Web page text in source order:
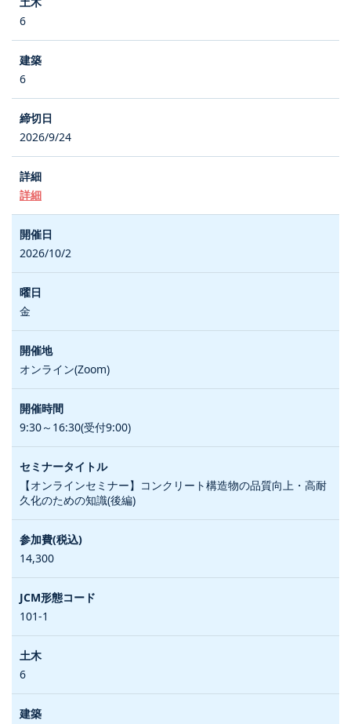
6
6
2026/9/24
詳細
2026/10/2
金
オンライン(Zoom)
9:30～16:30(受付9:00)
【オンラインセミナー】コンクリート構造物の品質向上・高耐
久化のための知識(後編)
14,300
101-1
6